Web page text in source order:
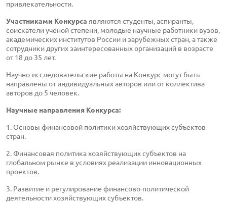
привлекательности.
Участниками Конкурса являются студенты, аспиранты,
соискатели ученой степени, молодые научные работники вузов,
академических институтов России и зарубежных стран, а также
сотрудники других заинтересованных организаций в возрасте
от 18 до 35 лет.
Научно-исследовательские работы на Конкурс могут быть
направлены от индивидуальных авторов или от коллектива
авторов до 5 человек.
Научные направления Конкурса:
1. Основы финансовой политики хозяйствующих субъектов
стран.
2. Финансовая политика хозяйствующих субъектов на
глобальном рынке в условиях реализации инновационных
проектов.
3. Развитие и регулирование финансово-политической
деятельности хозяйствующих субъектов.